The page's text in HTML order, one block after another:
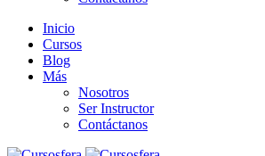
Inicio
Cursos
Blog
Más
Nosotros
Ser Instructor
Contáctanos